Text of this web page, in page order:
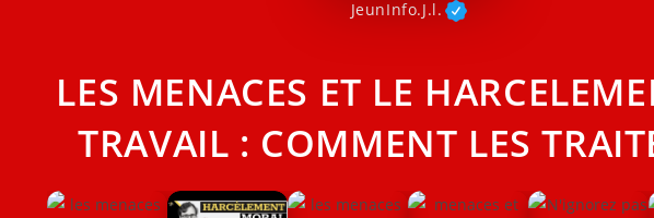
JeunInfo.J.l.
LES MENACES ET LE
TRAVAIL : COMMENT LES